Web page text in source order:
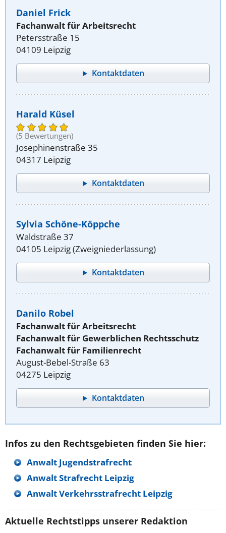
Daniel Frick
Fachanwalt für Arbeitsrecht
Petersstraße 15
04109 Leipzig
Kontaktdaten
Harald Küsel
(5 Bewertungen)
Josephinenstraße 35
04317 Leipzig
Kontaktdaten
Sylvia Schöne-Köppche
Waldstraße 37
04105 Leipzig (Zweigniederlassung)
Kontaktdaten
Danilo Robel
Fachanwalt für Arbeitsrecht
Fachanwalt für Gewerblichen Rechtsschutz
Fachanwalt für Familienrecht
August-Bebel-Straße 63
04275 Leipzig
Kontaktdaten
Infos zu den Rechtsgebieten finden Sie hier:
Anwalt Jugendstrafrecht
Anwalt Strafrecht Leipzig
Anwalt Verkehrsstrafrecht Leipzig
Aktuelle Rechtstipps unserer Redaktion